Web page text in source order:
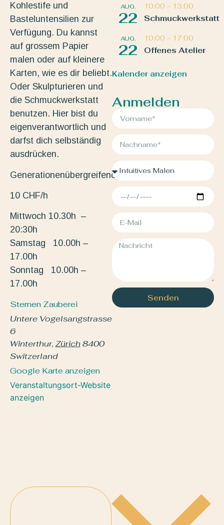
Kohlestife und
Basteluntensilien zur
Verfügung. Du kannst
auf grossem Papier
malen oder auf kleinere
Karten, wie es dir beliebt.
Oder Skulpturieren und
die Schmuckwerkstatt
benutzen. Hier bist du
eigenverantwortlich und
darfst dich selbständig
ausdrücken.
Generationenübergreifend.
10 CHF/h
Mittwoch 10.30h –
20:30h
Samstag 10.00h –
17.00h
Sonntag 10.00h –
17.00h
Sternen Zauberei
Untere Vogelsangstrasse
6
Winterthur, Zürich8400
Switzerland
Google Karte anzeigen
Veranstaltungsort-Website
anzeigen
AUG.
22
10:00 – 13:00
Schmuckwerkstatt
AUG.
22
10:00 – 17:00
Offenes Atelier
Kalender anzeigen
Anmelden
Senden